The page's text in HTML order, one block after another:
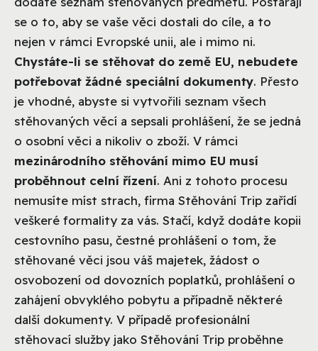
se o to, aby se vaše věci dostali do cíle, a to
nejen v rámci Evropské unii, ale i mimo ni.
Chystáte-li se stěhovat do země EU, nebudete
potřebovat žádné speciální dokumenty. Přesto
je vhodné, abyste si vytvořili seznam všech
stěhovaných věcí a sepsali prohlášení, že se jedná
o osobní věci a nikoliv o zboží. V rámci
mezinárodního stěhování mimo EU musí
proběhnout celní řízení. Ani z tohoto procesu
nemusíte míst strach, firma Stěhování Trip zařídí
veškeré formality za vás. Stačí, když dodáte kopii
cestovního pasu, čestné prohlášení o tom, že
stěhované věci jsou váš majetek, žádost o
osvobození od dovozních poplatků, prohlášení o
zahájení obvyklého pobytu a případně některé
další dokumenty. V případě profesionální
stěhovací služby jako Stěhování Trip proběhne